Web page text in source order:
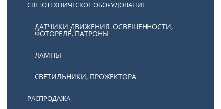
СВЕТОТЕХНИЧЕСКОЕ ОБОРУДОВАНИЕ
ДАТЧИКИ ДВИЖЕНИЯ, ОСВЕЩЕННОСТИ,
ФОТОРЕЛЕ, ПАТРОНЫ
ЛАМПЫ
СВЕТИЛЬНИКИ, ПРОЖЕКТОРА
РАСПРОДАЖА